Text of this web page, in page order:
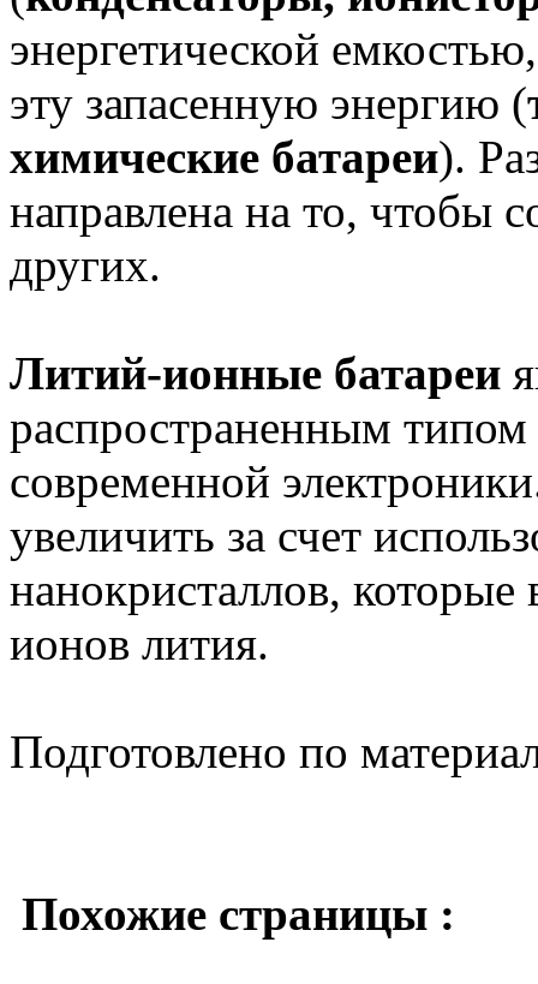
энергетической
эту запасенную энергию (
химические батареи).
направлена на то, чтобы
других.
Литий-ионные батареи
распространенным типом
современной
увеличить за счет
нанокристаллов, которые
ионов лития.
Подготовлено по
Похожие страницы :